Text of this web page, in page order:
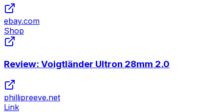
ebay.com
Shop
Review: Voigtländer Ultron 28mm 2.0
phillipreeve.net
Link